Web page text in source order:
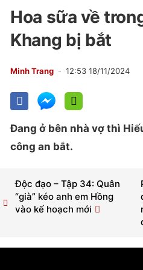
Hoa sữa về
Khang bị bắt
Minh Trang 12:53 18/11/2024
Đang ở bên nhà vợ thì
công an bắt.
Độc đạo – Tập 34: Quân
“già” kéo anh em Hồng
vào kế hoạch mới